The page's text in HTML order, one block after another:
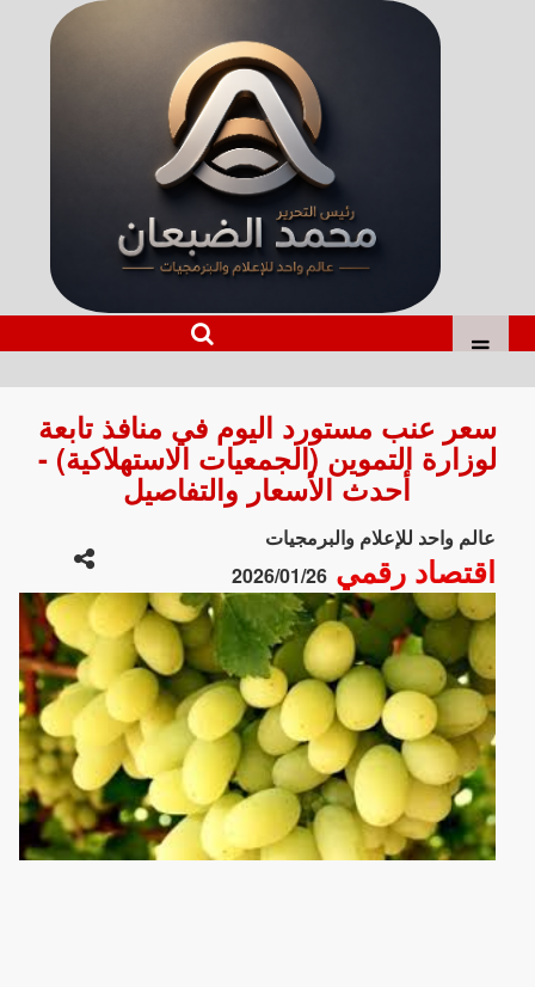
سعر عنب مستورد اليوم في منافذ تابعة
لوزارة التموين (الجمعيات الاستهلاكية) -
أحدث الأسعار والتفاصيل
عالم واحد للإعلام والبرمجيات
اقتصاد رقمي2026/01/26